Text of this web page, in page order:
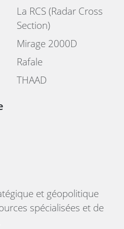
La RCS (Radar Cross
Section)
Mirage 2000D
Rafale
THAAD
et géopolitique
spécialisées et de